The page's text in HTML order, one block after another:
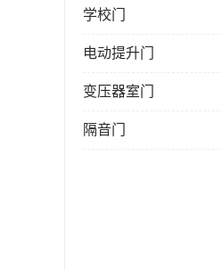
学校门
电动提升门
变压器室门
隔音门